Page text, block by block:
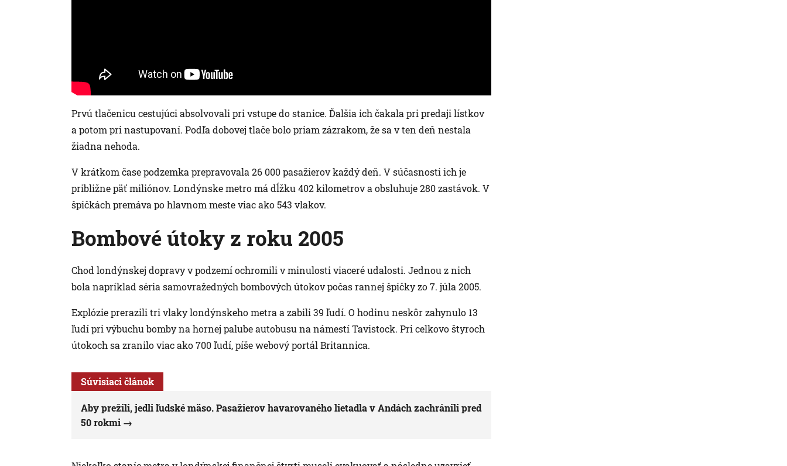
Prvú tlačenicu cestujúci absolvovali pri vstupe do stanice. Ďalšia ich čakala pri predaji lístkov
a potom pri nastupovaní. Podľa dobovej tlače bolo priam zázrakom, že sa v ten deň nestala
žiadna nehoda.
V krátkom čase podzemka prepravovala 26 000 pasažierov každý deň. V súčasnosti ich je
približne päť miliónov. Londýnske metro má dĺžku 402 kilometrov a obsluhuje 280 zastávok. V
špičkách premáva po hlavnom meste viac ako 543 vlakov.
Bombové útoky z roku 2005
Chod londýnskej dopravy v podzemí ochromili v minulosti viaceré udalosti. Jednou z nich
bola napríklad séria samovražedných bombových útokov počas rannej špičky zo 7. júla 2005.
Explózie prerazili tri vlaky londýnskeho metra a zabili 39 ľudí. O hodinu neskôr zahynulo 13
ľudí pri výbuchu bomby na hornej palube autobusu na námestí Tavistock. Pri celkovo štyroch
útokoch sa zranilo viac ako 700 ľudí, píše webový portál Britannica.
Súvisiaci článok
Aby prežili, jedli ľudské mäso. Pasažierov havarovaného lietadla v Andách zachránili pred
50 rokmi